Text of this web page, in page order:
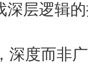
深层逻辑
深度而非